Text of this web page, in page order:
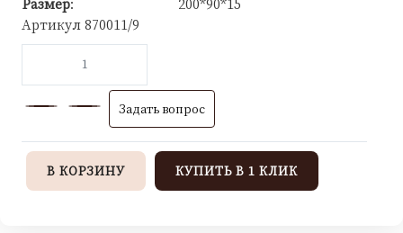
Размер:
200*90*15
Артикул 870011/9
Задать вопрос
В КОРЗИНУ КУПИТЬ В 1 КЛИК